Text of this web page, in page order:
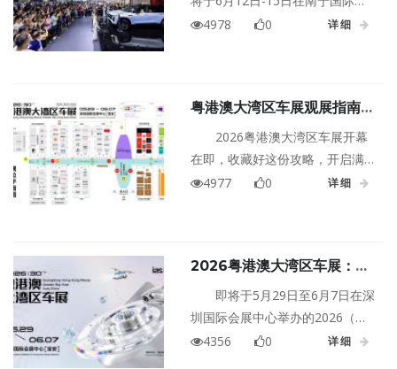
展中心盛大举行！4万平超大展
种你在网上刷到会哇塞的程度，
现场直接怼脸上。一句话：广西
上半年最值得逛的车展，没有之
一。
4978 0 详细
粤港澳大湾区车展观展指南|5
月29日启幕！给你快速划车
展重点→
2026粤港澳大湾区车展开幕
在即，收藏好这份攻略，开启满
满惊喜的车展之行！11个展馆+户
Hypercar，百年老爷车巡游、室
内飞车特技，5月29日-6月7日，
深圳国际会展中心（宝安），精
彩纷呈，等你一一感受！
4977 0 详细
2026粤港澳大湾区车展：车
企布局未来的中场必选项
即将于5月29日至6月7日在深
圳国际会展中心举办的2026（第
三十届）粤港澳大湾区车展，正
4356 0 详细